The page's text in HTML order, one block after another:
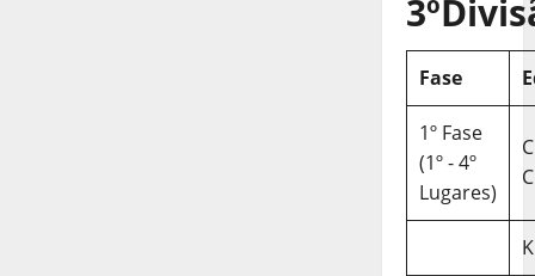
Fase
1º Fase
(1º - 4º
Lugares)
C